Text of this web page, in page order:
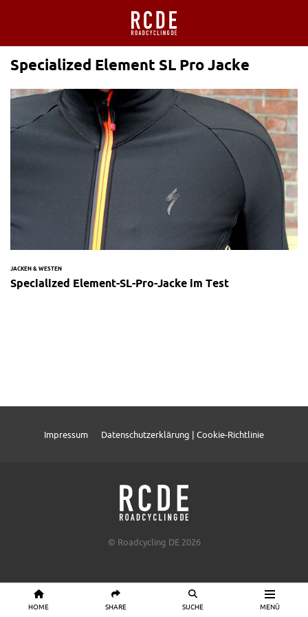
HOME SHARE SUCHE MENÜ
Specialized Element SL Pro Jacke
JACKEN & WESTEN
Specialized Element-SL-Pro-Jacke im Test
Impressum Datenschutzerklärung | Cookie-Richtlinie
© Roadcycling DE 2026